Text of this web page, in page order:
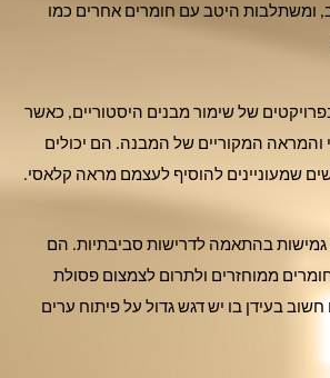
ומשתלבות היטב עם חומרים אחרים כמו
של שימור מבנים היסטוריים, כאשר
והמראה המקוריים של המבנה. הם יכולים
שמעוניינים להוסיף לעצמם מראה קלאסי.
בהתאמה לדרישות סביבתיות. הם
ממוחזרים ולתרום לצמצום פסולת
חשוב בעידן בו יש דגש גדול על פיתוח ערים